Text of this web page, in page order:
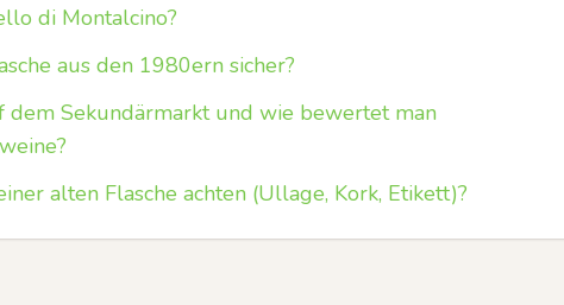
di Montalcino?
aus den 1980ern sicher?
Sekundärmarkt und wie bewertet man
alten Flasche achten (Ullage, Kork, Etikett)?